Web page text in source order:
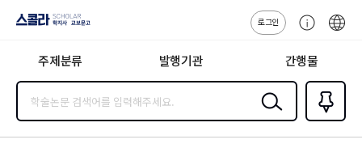
지사·교보문고
로그인
센
주제분류 발행기관 간행물
검색
즐겨찾
기0